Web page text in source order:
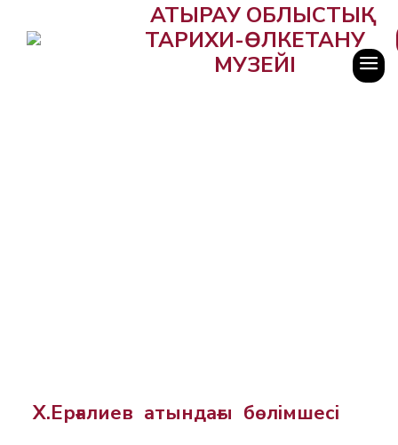
АТЫРАУ ОБЛЫСТЫҚ
ТАРИХИ-ӨЛКЕТАНУ
МУЗЕЙІ
Х.Ерғалиев атындағы бөлімшесі